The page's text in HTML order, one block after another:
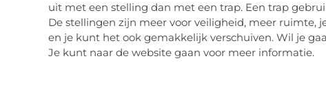
uit met een stelling dan met een trap. Een trap
De stellingen zijn meer voor veiligheid, meer ruimte,
en je kunt het ook gemakkelijk verschuiven. Wil je
Je kunt naar de website gaan voor meer informatie.